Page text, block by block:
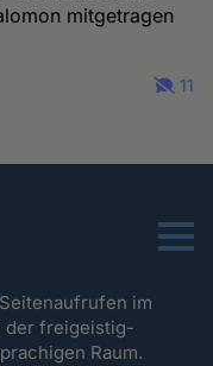
mitgetragen
11
Menu
im
der freigeistig-
Raum.